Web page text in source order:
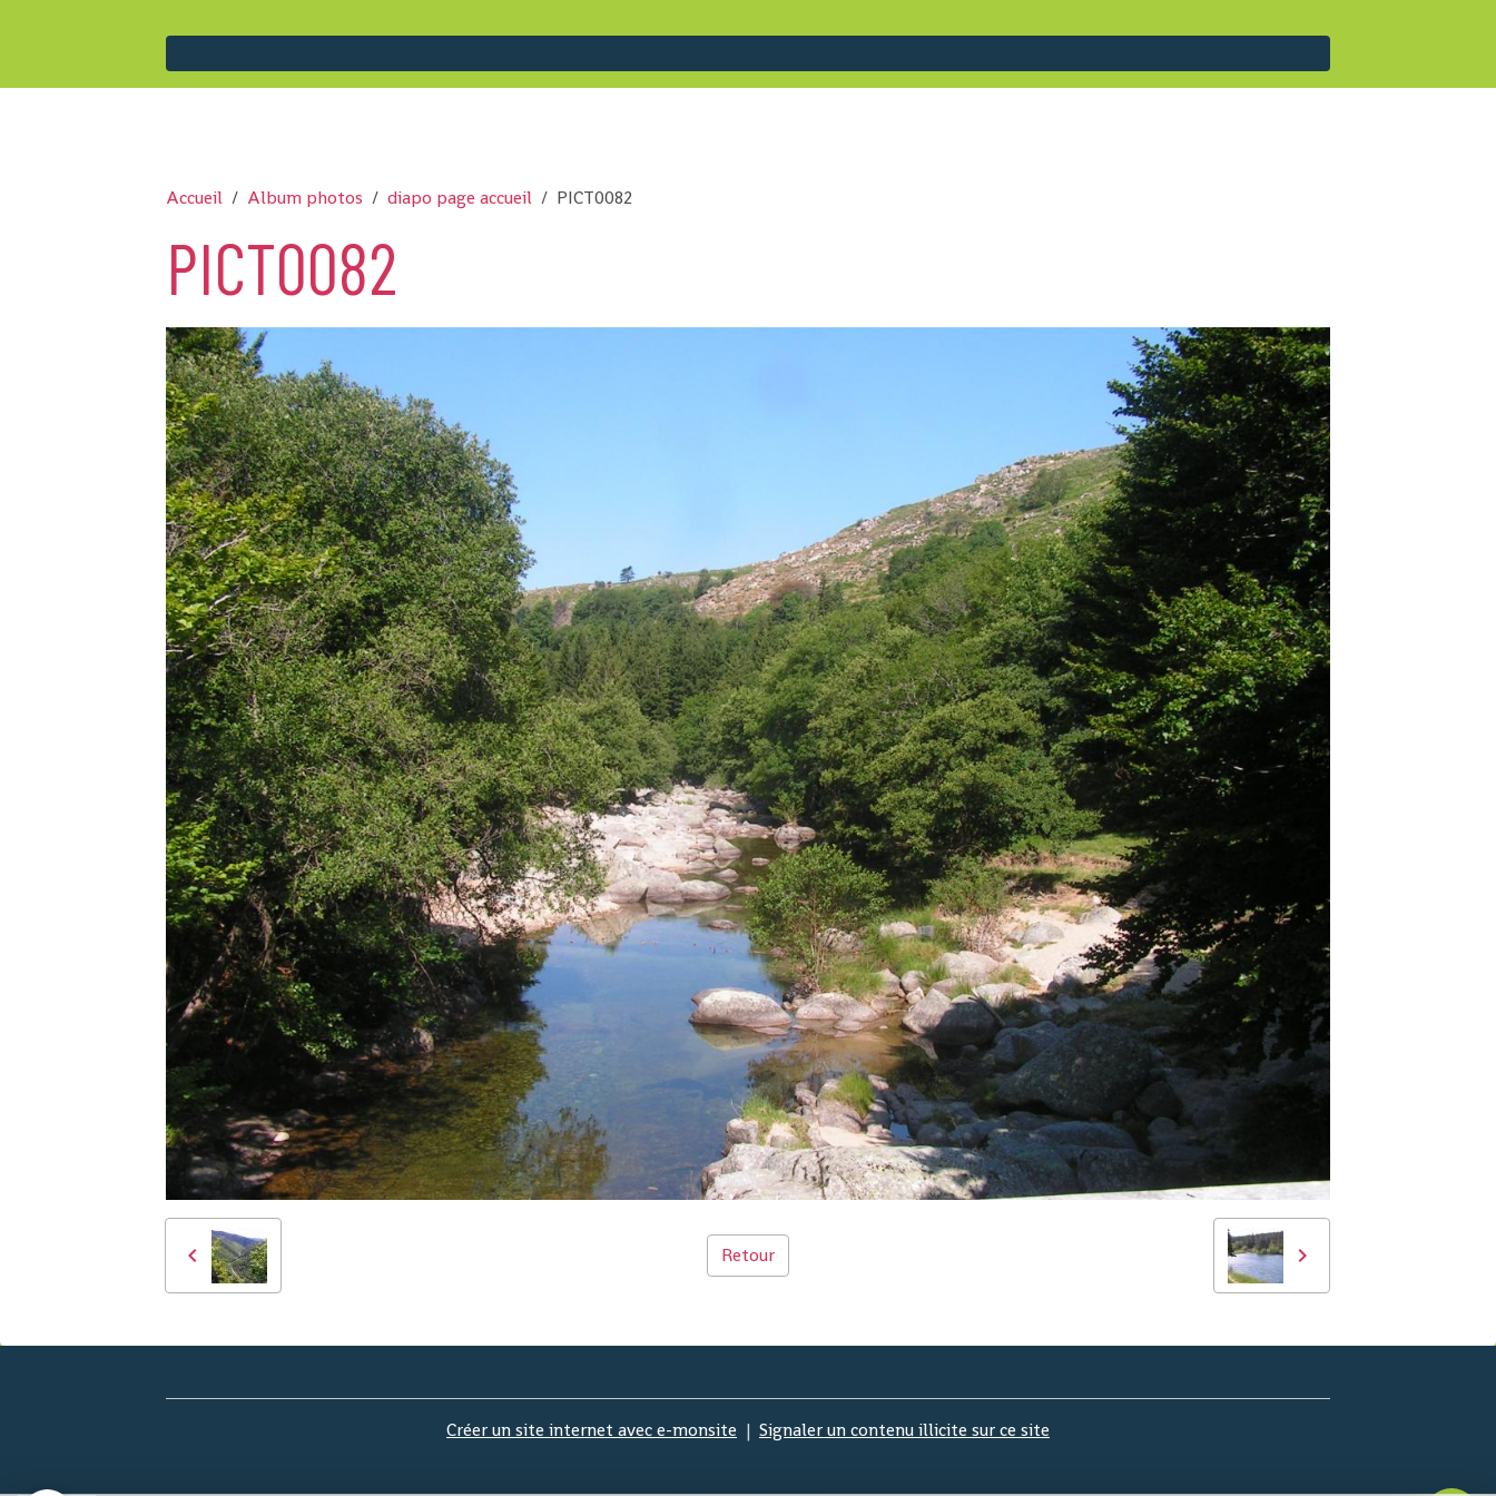
Accueil Album photos diapo page accueil PICT0082
PICT0082
Retour
Créer un site internet avec e-monsite Signaler un contenu illicite sur ce site